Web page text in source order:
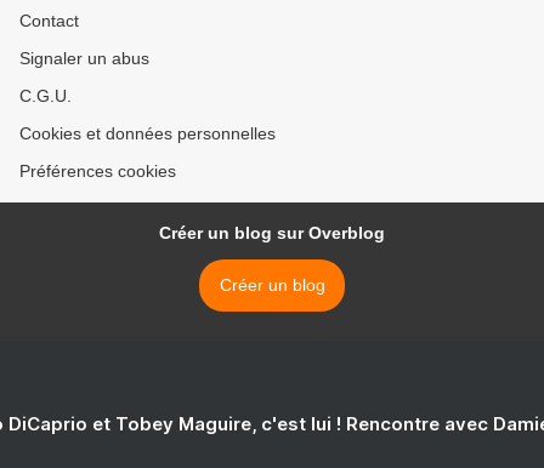
Contact
Signaler un abus
C.G.U.
Cookies et données personnelles
Préférences cookies
Créer un blog sur Overblog
Créer un blog
DiCaprio et Tobey Maguire, c'est lui ! Rencontre avec